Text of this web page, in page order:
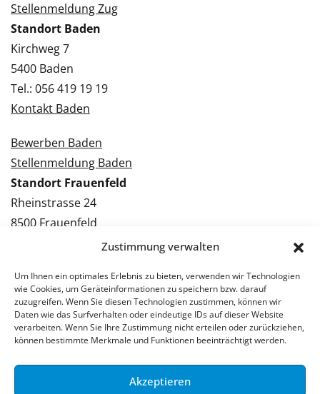
Zustimmung verwalten
Um Ihnen ein optimales Erlebnis zu bieten, verwenden wir Technologien
wie Cookies, um Geräteinformationen zu speichern bzw. darauf
zuzugreifen. Wenn Sie diesen Technologien zustimmen, können wir
Daten wie das Surfverhalten oder eindeutige IDs auf dieser Website
verarbeiten. Wenn Sie Ihre Zustimmung nicht erteilen oder zurückziehen,
können bestimmte Merkmale und Funktionen beeinträchtigt werden.
Akzeptieren
Stellenmeldung Zug
Standort Baden
Kirchweg 7
5400 Baden
Tel.: 056 419 19 19
Kontakt Baden
Bewerben Baden
Stellenmeldung Baden
Standort Frauenfeld
Rheinstrasse 24
8500 Frauenfeld
Tel.: 052 224 09 09
Bewerben Frauenfeld
Stellenmeldung Frauenfeld
© 2026 Stellenpartner AG